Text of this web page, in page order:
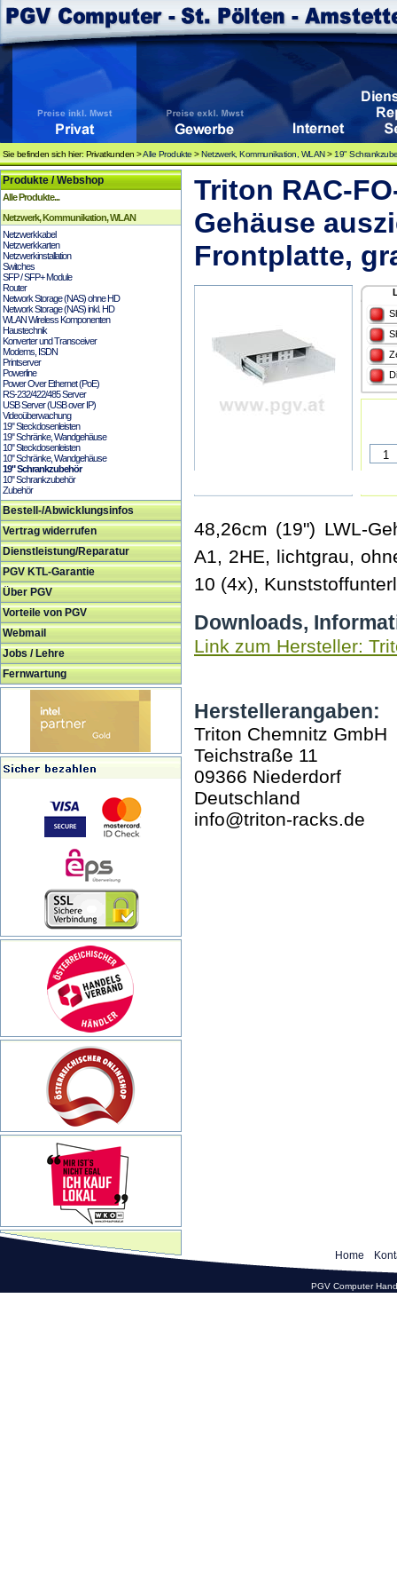
Sie befinden sich hier: Privatkunden >Alle Produkte >Netzwerk, Kommunikation, WLAN> 19"
Produkte / Webshop
Alle Produkte...
Netzwerk, Kommunikation, WLAN
Netzwerkkabel
Netzwerkkarten
Netzwerkinstallation
Switches
SFP / SFP+ Module
Router
Network Storage (NAS) ohne HD
Network Storage (NAS) inkl. HD
WLAN Wireless Komponenten
Haustechnik
Konverter und Transceiver
Modems, ISDN
Printserver
Powerline
Power Over Ethernet (PoE)
RS-232/422/485 Server
USB Server (USB over IP)
Videoüberwachung
19" Steckdosenleisten
19" Schränke, Wandgehäuse
10" Steckdosenleisten
10" Schränke, Wandgehäuse
19" Schrankzubehör
10" Schrankzubehör
Zubehör
Bestell-/Abwicklungsinfos
Vertrag widerrufen
Dienstleistung/Reparatur
PGV KTL-Garantie
Über PGV
Vorteile von PGV
Webmail
Jobs / Lehre
Fernwartung
Triton RAC-
Gehäuse
Frontplatte,
48,26cm (19") LWL-
A1, 2HE, lichtgrau,
10 (4x),
Downloads,
Link zum Hersteller:
Herstellerangaben:
Triton Chemnitz GmbH
Teichstraße 11
09366 Niederdorf
Deutschland
info@triton-racks.de
Home
PGV Computer